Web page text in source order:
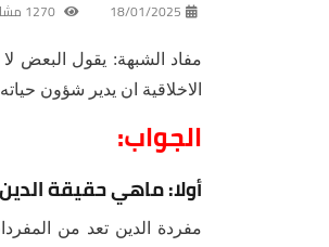
18/01/2025
مفاد الشبهة: يقول البعض
الاخلاقية ان يدير شؤون
الجواب:
أولا: ماهي حقيقة الدين
مفردة الدين تعد من